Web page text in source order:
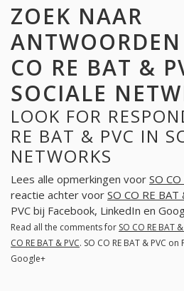
ZOEK NAAR
CO RE BAT &
SOCIALE
LOOK FOR
RE BAT & PVC IN
NETWORKS
Lees alle opmerkingen voor SO
reactie achter voor SO CO RE BAT
PVC bij Facebook, LinkedIn en
Read all the comments for SO CO RE BAT
CO RE BAT & PVC. SO CO RE BAT & PVC
Google+